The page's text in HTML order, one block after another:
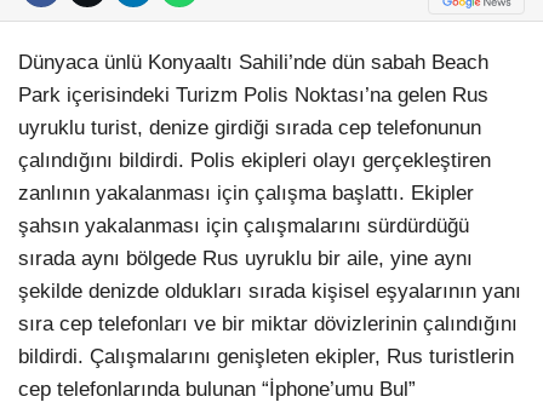
Dünyaca ünlü Konyaaltı Sahili’nde dün sabah Beach
Park içerisindeki Turizm Polis Noktası’na gelen Rus
uyruklu turist, denize girdiği sırada cep telefonunun
çalındığını bildirdi. Polis ekipleri olayı gerçekleştiren
zanlının yakalanması için çalışma başlattı. Ekipler
şahsın yakalanması için çalışmalarını sürdürdüğü
sırada aynı bölgede Rus uyruklu bir aile, yine aynı
şekilde denizde oldukları sırada kişisel eşyalarının yanı
sıra cep telefonları ve bir miktar dövizlerinin çalındığını
bildirdi. Çalışmalarını genişleten ekipler, Rus turistlerin
cep telefonlarında bulunan “İphone’umu Bul”